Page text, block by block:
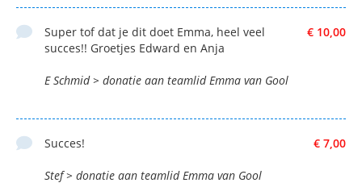
€ 10,00
Super tof dat je dit doet Emma, heel veel
succes!! Groetjes Edward en Anja
E Schmid > donatie aan teamlid Emma van Gool
€ 7,00
Succes!
Stef > donatie aan teamlid Emma van Gool